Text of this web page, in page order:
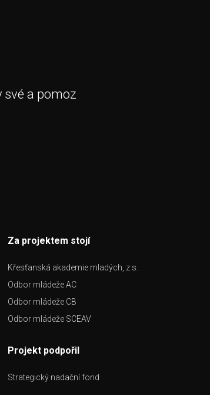
své a pomoz
Za projektem stojí
Křesťanská akademie mladých, z.s.
Odbor mládeže AC
Odbor mládeže CB
Odbor mládeže SCEAV
Projekt podpořil
Strategický nadační fond